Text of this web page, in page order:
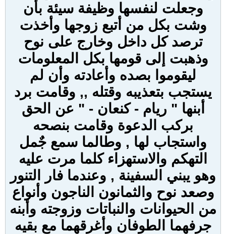
وجعلت لنفسها وظيفة سيئة بأن
وشت بكل من أتبع زوجها وأخذت
ترصد كل داخل وخارج على نوح
وذهبت إلى قومها بكل المعلومات
ليقوموا بصده وأعادته وأن لم
يستجب بتعذيبه وقتله ,, وقامت برد
أبنها " ريام - كنعان - " عن الحق
بركب الدعوة وقامت بنصحه
واستجاب لها , وطالما سمع جٌمل
التهكم والاستهزاء كلما مرت عليه
وهو يبني السفينة , وعندما فار التنور
وصعد نوح والثمانون الناجون وأنواع
من الحيوانات والنباتات وزوجته وأبنه
جرفهما الطوفان وأغرقهما مع بقيه